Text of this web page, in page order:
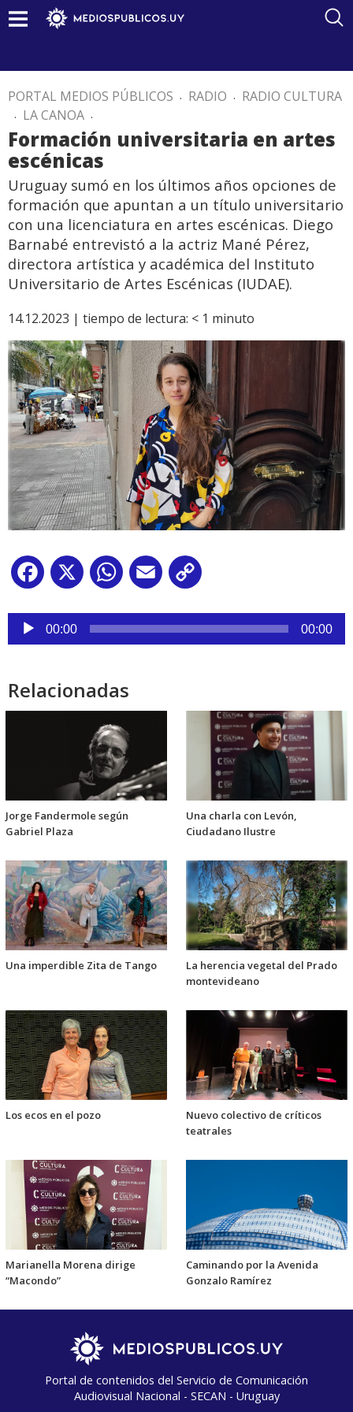
PORTAL MEDIOS PÚBLICOS . RADIO . RADIO CULTURA
. LA CANOA .
Formación universitaria en artes
escénicas
Uruguay sumó en los últimos años opciones de
formación que apuntan a un título universitario
con una licenciatura en artes escénicas. Diego
Barnabé entrevistó a la actriz Mané Pérez,
directora artística y académica del Instituto
Universitario de Artes Escénicas (IUDAE).
14.12.2023 | tiempo de lectura: < 1 minuto
Facebook
X WhatsApp
Email
Reproductor
audio
00:00 00:00
Relacionadas
Jorge Fandermole según
Gabriel Plaza
Una charla con Levón,
Ciudadano Ilustre
Una imperdible Zita de Tango
La herencia vegetal del Prado
montevideano
Los ecos en el pozo
Nuevo colectivo de críticos
teatrales
Marianella Morena dirige
“Macondo”
Caminando por la Avenida
Gonzalo Ramírez
Portal de contenidos del Servicio de Comunicación
Audiovisual Nacional - SECAN - Uruguay